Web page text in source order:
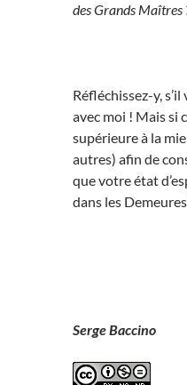
des Grands Maîtres
Réfléchissez-y,
avec moi ! Mais si
supérieure à la
autres) afin de
que votre état
dans les
Serge Baccino